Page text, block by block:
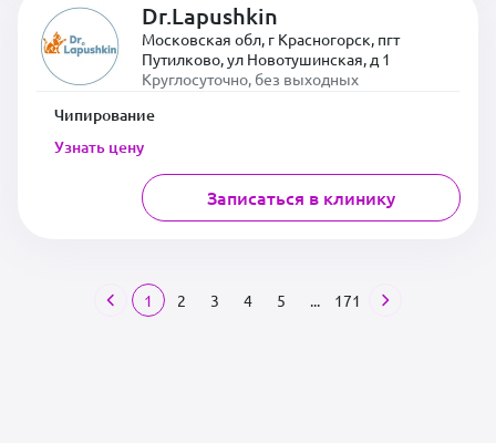
Dr.Lapushkin
Московская обл, г Красногорск, пгт
Путилково, ул Новотушинская, д 1
Круглосуточно, без выходных
Чипирование
Узнать цену
Записаться в клинику
1 2 3 4 5 ... 171